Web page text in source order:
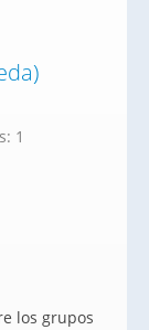
1
los grupos